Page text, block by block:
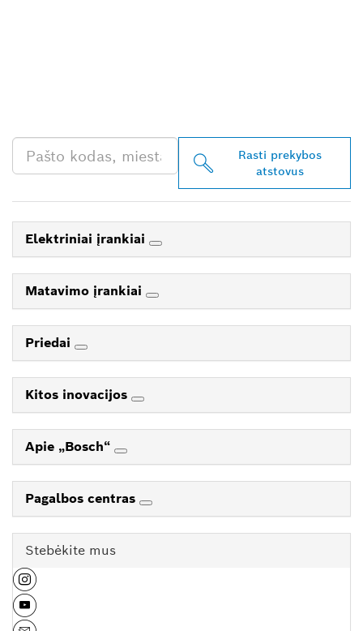
Rasti prekybos
atstovus
Elektriniai įrankiai
Matavimo įrankiai
Priedai
Kitos inovacijos
Apie „Bosch“
Pagalbos centras
Stebėkite mus